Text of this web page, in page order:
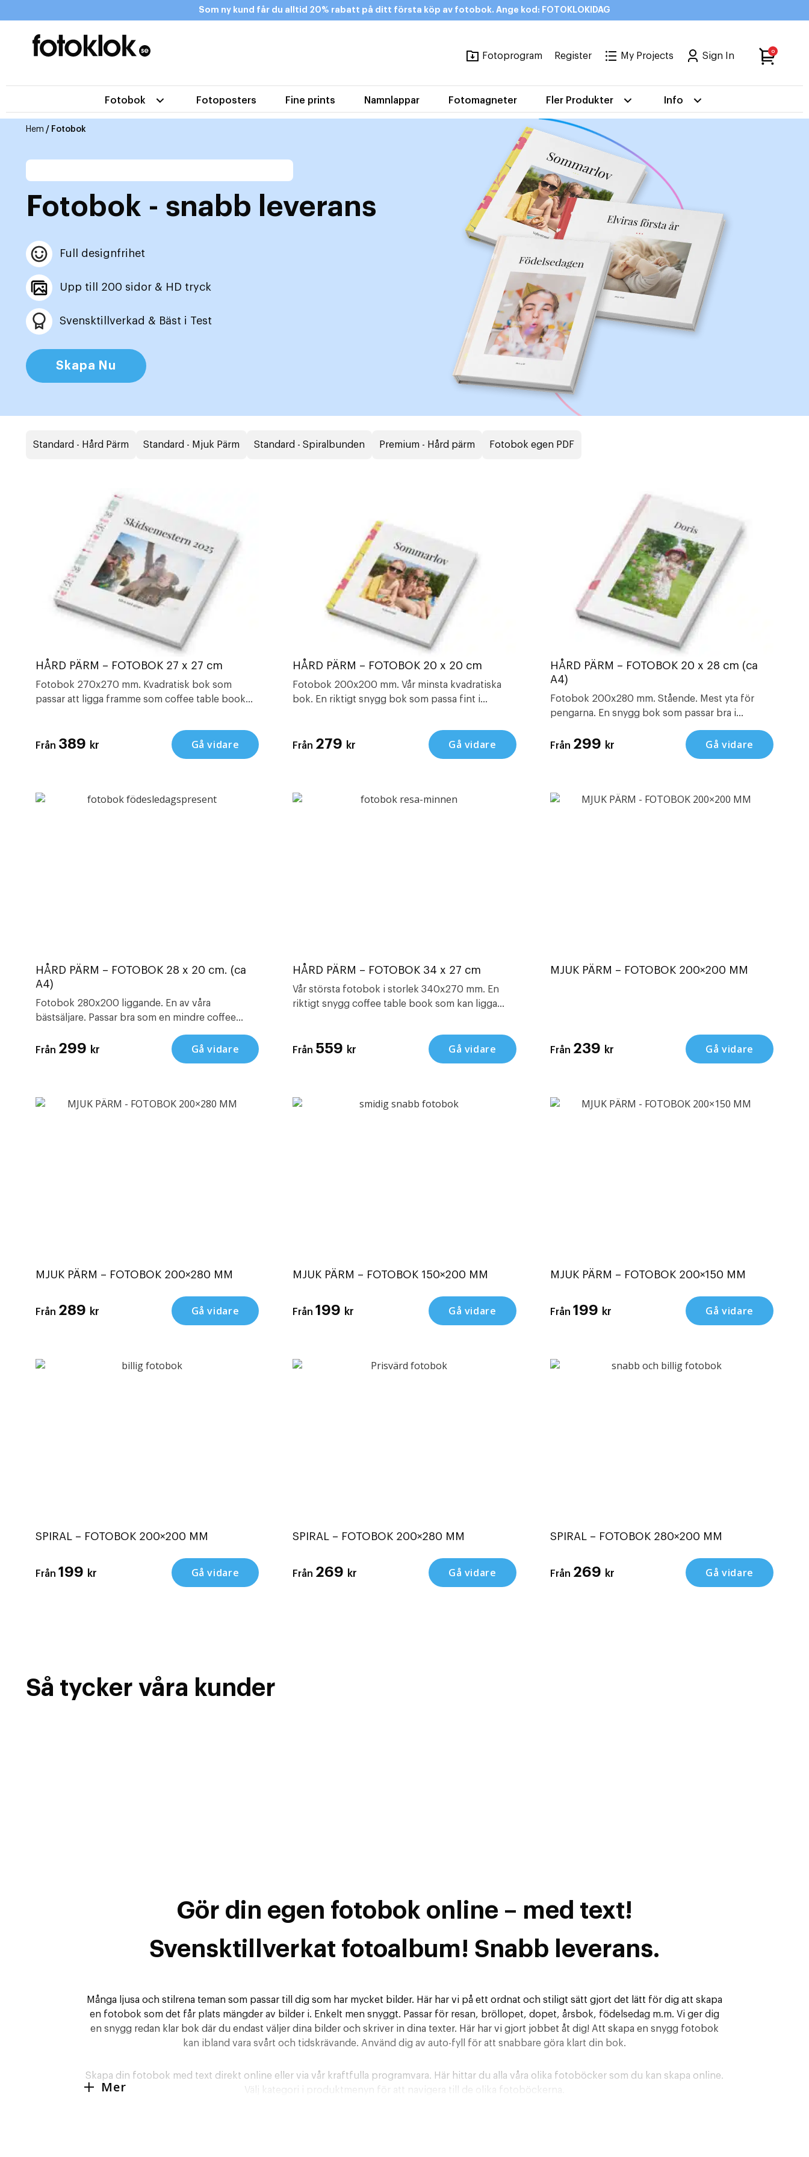
Som ny kund får du alltid 20% rabatt på ditt första köp av fotobok. Ange kod: FOTOKLOKIDAG
Fotoprogram Sign In
Register My Projects 0
Fotobok Fotoposters Fine prints Namnlappar Fotomagneter Fler Produkter Info
Hem / Fotobok
Fotobok - snabb leverans
Full designfrihet
Upp till 200 sidor & HD tryck
Svensktillverkad & Bäst i Test
Skapa Nu
Standard - Hård Pärm Standard - Mjuk Pärm Standard - Spiralbunden Premium - Hård pärm Fotobok egen PDF
HÅRD PÄRM – FOTOBOK 27 x 27 cm
Fotobok 270x270 mm. Kvadratisk bok som
passar att ligga framme som coffee table book
Från 389 kr Gå vidare
HÅRD PÄRM – FOTOBOK 20 x 20 cm
Fotobok 200x200 mm. Vår minsta kvadratiska
bok. En riktigt snygg bok som passa fint i
födelsedag eller att ha som årsböcker.
Från 279 kr Gå vidare
HÅRD PÄRM – FOTOBOK 20 x 28 cm (ca
A4)
Fotobok 200x280 mm. Stående. Mest yta för
pengarna. En snygg bok som passar bra i
presenter m.m. Vi har också andra fina produkter
Från 299 kr Gå vidare
HÅRD PÄRM – FOTOBOK 28 x 20 cm. (ca
A4)
Fotobok 280x200 liggande. En av våra
bästsäljare. Passar bra som en mindre coffee
har också andra fina produkter såsom , och .
Från 299 kr Gå vidare
HÅRD PÄRM – FOTOBOK 34 x 27 cm
Vår största fotobok i storlek 340x270 mm. En
riktigt snygg coffee table book som kan ligga
du vill ge bort en riktigt maffig present. Vi har
också andra fina produkter såsom , och .
Från 559 kr Gå vidare
MJUK PÄRM – FOTOBOK 200×200 MM
Från 239 kr Gå vidare
MJUK PÄRM – FOTOBOK 200×280 MM
Från 289 kr Gå vidare
MJUK PÄRM – FOTOBOK 150×200 MM
Från 199 kr Gå vidare
MJUK PÄRM – FOTOBOK 200×150 MM
Från 199 kr Gå vidare
SPIRAL – FOTOBOK 200×200 MM
Från 199 kr Gå vidare
SPIRAL – FOTOBOK 200×280 MM
Från 269 kr Gå vidare
SPIRAL – FOTOBOK 280×200 MM
Från 269 kr Gå vidare
Så tycker våra kunder
Gör din egen fotobok online – med text!
Svensktillverkat fotoalbum! Snabb leverans.
Många ljusa och stilrena teman som passar till dig som har mycket bilder. Här har vi på ett ordnat och stiligt sätt gjort det lätt för dig att skapa
en fotobok som det får plats mängder av bilder i. Enkelt men snyggt. Passar för resan, bröllopet, dopet, årsbok, födelsedag m.m. Vi ger dig
en snygg redan klar bok där du endast väljer dina bilder och skriver in dina texter. Här har vi gjort jobbet åt dig! Att skapa en snygg fotobok
kan ibland vara svårt och tidskrävande. Använd dig av auto-fyll för att snabbare göra klart din bok.
Skapa din fotobok med text direkt online eller via vår kraftfulla programvara. Här hittar du alla våra olika fotoböcker som du kan skapa online.
Välj kategori i produktmenyn för att navigera till de olika fotoböckerna.
Mer